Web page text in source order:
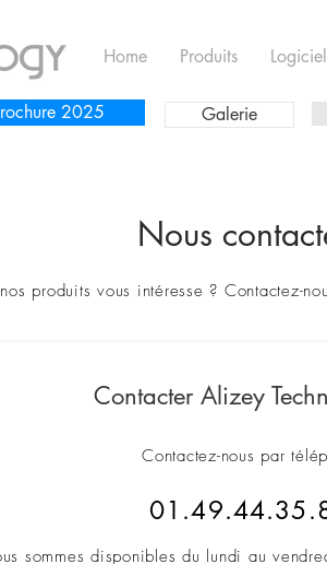
Home Produits
2025 Galerie
Nous
produits vous intéresse ? Contactez-
Contacter Alizey
Contactez-nous par
sommes disponibles du lundi au